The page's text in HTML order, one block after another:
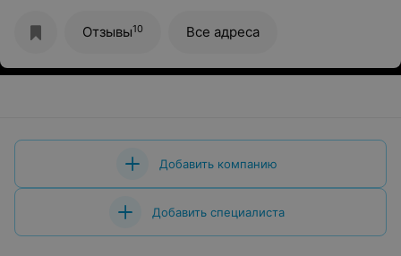
Отзывы10 Все адреса
Добавить компанию
Добавить специалиста